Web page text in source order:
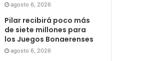
agosto 6, 2026
Pilar recibirá poco más
de siete millones para
los Juegos Bonaerenses
agosto 6, 2026